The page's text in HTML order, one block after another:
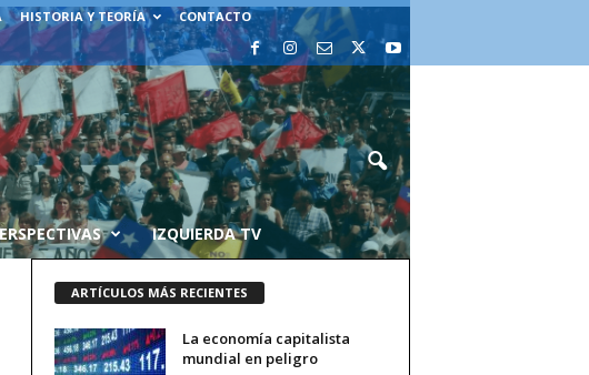
HISTORIA Y TEORÍA CONTACTO
IZQUIERDA TV
ARTÍCULOS MÁS RECIENTES
La economía capitalista
mundial en peligro